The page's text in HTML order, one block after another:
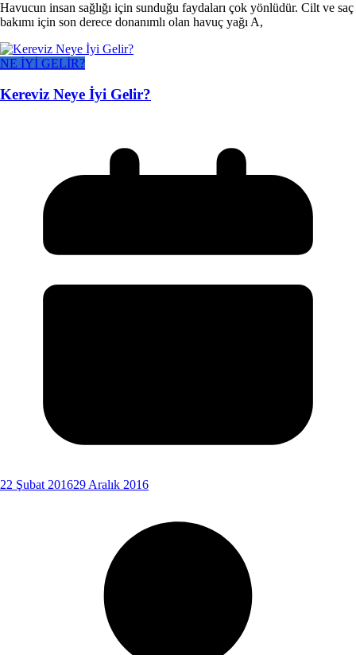
Havucun insan sağlığı için sunduğu faydaları çok yönlüdür. Cilt ve saç
bakımı için son derece donanımlı olan havuç yağı A,
NE İYİ GELİR?
Kereviz Neye İyi Gelir?
22 Şubat 201629 Aralık 2016